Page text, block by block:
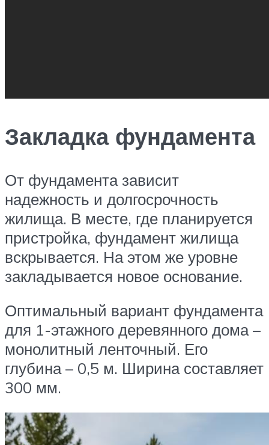
Закладка фундамента
От фундамента зависит
надежность и долгосрочность
жилища. В месте, где планируется
пристройка, фундамент жилища
вскрывается. На этом же уровне
закладывается новое основание.
Оптимальный вариант фундамента
для 1-этажного деревянного дома –
монолитный ленточный. Его
глубина – 0,5 м. Ширина составляет
300 мм.